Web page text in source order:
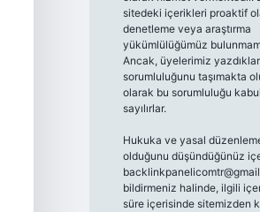
sitedeki içerikleri proaktif
denetleme veya araştırma
yükümlülüğümüz
Ancak, üyelerimiz
sorumluluğunu taşımakta
olarak bu sorumluluğu
sayılırlar.
Hukuka ve yasal
olduğunu düşündüğünüz
bildirmeniz halinde, ilgili
süre içerisinde sitemizden